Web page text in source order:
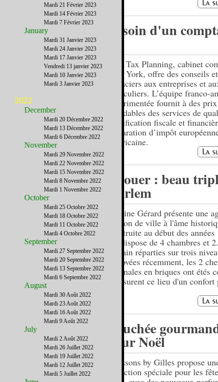
Besoin d'un
CPA Tax Planning, cabinet
New York, offre des conseils
financiers aux entreprises et
particuliers. L’équipe franco-
expérimentée fournit à des prix
abordables des services de
planification fiscale et
déclaration d’impôt
américaine.
A louer : beau
Harlem
Martine Gérard présente une
maison de ville à l'âme
construite au début des
qui dispose de 4 chambres et
de bain réparties sur trois
Rénovées récemment, les 2
originales en briques ont étés
et assurent ce lieu d'un
Bouchée
pour Noël
Calissons by Gilles propose
collection spéciale pour les
Mardi 21 Février 2023
Mardi 14 Février 2023
Mardi 7 Février 2023
January
Mardi 31 Janvier 2023
Mardi 24 Janvier 2023
Mardi 17 Janvier 2023
Vendredi 13 janvier 2023
Mardi 10 Janvier 2023
Mardi 3 Janvier 2023
2022
December
Mardi 20 Décembre 2022
Mardi 13 Décembre 2022
Mardi 6 Décembre 2022
November
Mardi 29 Novembre 2022
Mardi 22 Novembre 2022
Mardi 15 Novembre 2022
Mardi 8 Novembre 2022
Mardi 1 Novembre 2022
October
Mardi 25 Octobre 2022
Mardi 18 Octobre 2022
Mardi 11 Octobre 2022
Mardi 4 Octobre 2022
September
Mardi 27 Septembre 2022
Mardi 20 Septembre 2022
Mardi 13 Septembre 2022
Mardi 6 Septembre 2022
August
Mardi 30 Août 2022
Mardi 23 Août 2022
Mardi 16 Août 2022
Mardi 9 Août 2022
July
Mardi 2 Août 2022
Mardi 26 Juillet 2022
Mardi 19 Juillet 2022
Mardi 12 Juillet 2022
Mardi 5 Juillet 2022